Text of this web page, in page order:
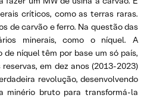
críticos, como as terras raras.
de carvão e ferro. Na questão das
minerais, como o níquel. A
níquel têm por base um só país,
em dez anos (2013-2023)
revolução, desenvolvendo
minério bruto para transformá-la